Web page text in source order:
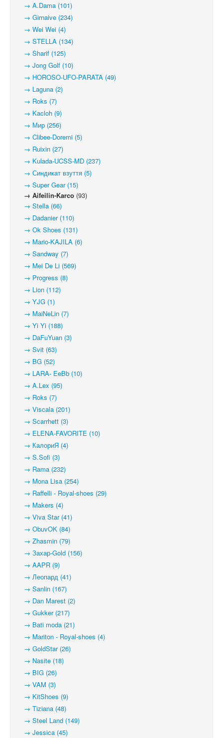
→ A.Dama (101)
→ Girnaive (234)
→ Wei Wei (4)
→ STELLA (134)
→ Sharif (125)
→ Jong Golf (10)
→ HOROSO-UFO-PARATA (49)
→ Laguna (2)
→ Roks (7)
→ Kacloh (9)
→ Мир (256)
→ Clibee-Doremi (5)
→ Ruixin (27)
→ Kulada-UCSS-MD (237)
→ Синдикат взуття (5)
→ Super Gear (15)
→ Aifeilin-Karco (93)
→ Stella (66)
→ Dadanier (110)
→ Ok Shoes (131)
→ Mario-KAJILA (6)
→ Sandway (7)
→ Mei De Li (569)
→ Progress (8)
→ Lion (112)
→ YJG (1)
→ MaiNeLin (7)
→ Yi Yi (188)
→ DaFuYuan (3)
→ Svit (63)
→ BG (52)
→ LARA- EeBb (10)
→ A.Lex (95)
→ Roks (7)
→ Viscala (201)
→ Scarrhett (3)
→ ELENA-FAVORITE (10)
→ КалориЯ (4)
→ S.Sofi (3)
→ Rama (232)
→ Mona Lisa (254)
→ Raffelli - Royal-shoes (29)
→ Makers (4)
→ Viva Star (41)
→ ObuvOK (84)
→ Zhasmin (79)
→ Захар-Gold (156)
→ AAPR (9)
→ Леопард (41)
→ Sanlin (167)
→ Dan Marest (2)
→ Gukker (217)
→ Bati moda (21)
→ Mariton - Royal-shoes (4)
→ GoldStar (26)
→ Nasite (18)
→ BIG (26)
→ VAM (3)
→ KitShoes (9)
→ Tiziana (48)
→ Steel Land (149)
→ Jessica (45)